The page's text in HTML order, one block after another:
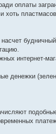
оплаты
интернет-
денежки